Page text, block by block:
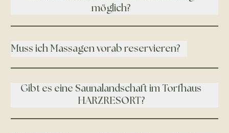
möglich?
Muss ich Massagen vorab reservieren?
Gibt es eine Saunalandschaft im Torfhaus
HARZRESORT?